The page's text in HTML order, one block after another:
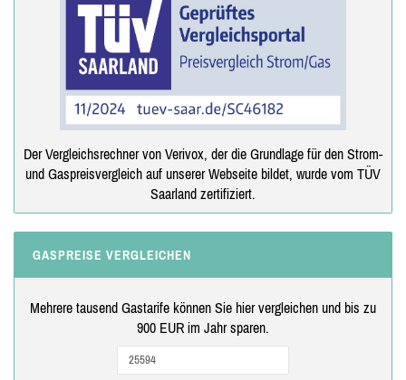
Der Vergleichsrechner von Verivox, der die Grundlage für den Strom-
und Gaspreisvergleich auf unserer Webseite bildet, wurde vom TÜV
Saarland zertifiziert.
GASPREISE VERGLEICHEN
Mehrere tausend Gastarife können Sie hier vergleichen und bis zu
900 EUR im Jahr sparen.